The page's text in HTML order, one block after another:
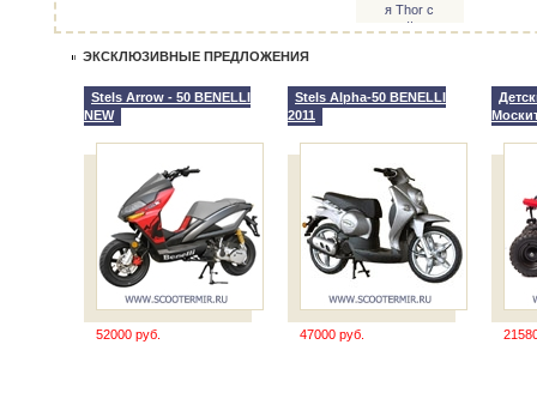
я Thor с
обратной связью
ЭКСКЛЮЗИВНЫЕ ПРЕДЛОЖЕНИЯ
Stels Arrow - 50 BENELLI
NEW
52000 руб.
Stels Alpha-50 BENELLI
2011
47000 руб.